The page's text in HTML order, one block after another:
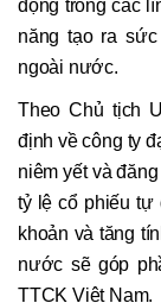
động trong các
năng tạo ra
ngoài nước.
Theo Chủ tịch
định về công ty
niêm yết và
tỷ lệ cổ phiếu tự
khoản và tăng
nước sẽ góp
TTCK Việt Nam.